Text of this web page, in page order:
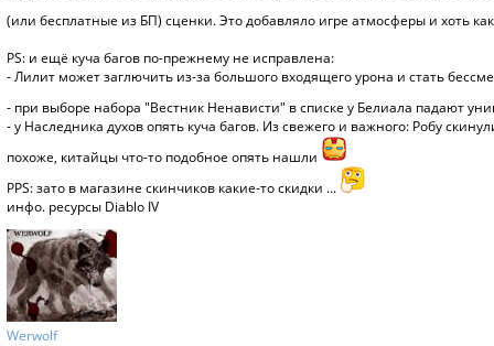
(или бесплатные из БП) сценки. Это добавляло игре атмосферы и хоть
PS: и ещё куча багов по-прежнему не исправлена:
- Лилит может заглючить из-за большого входящего урона и стать
- при выборе набора "Вестник Ненависти" в списке у Белиала падают
- у Наследника духов опять куча багов. Из свежего и важного: Робу
похоже, китайцы что-то подобное опять нашли
PPS: зато в магазине скинчиков какие-то скидки ...
инфо. ресурсы Diablo IV
Werwolf